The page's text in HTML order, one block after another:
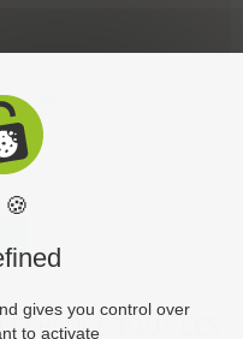
TOUS LES
gives you control over
to activate